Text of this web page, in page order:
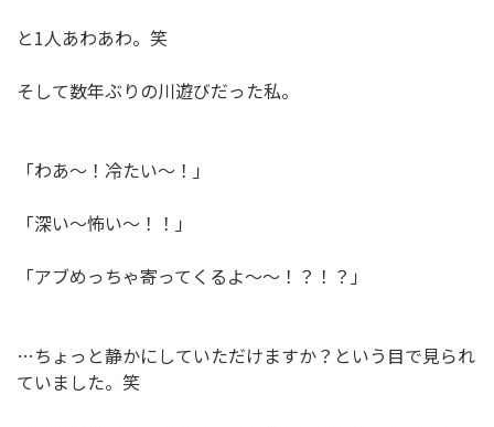
と1人あわあわ。笑
そして数年ぶりの川遊びだった私。
「わあ～！冷たい～！」
「深い～怖い～！！」
「アブめっちゃ寄ってくるよ～～！？！？」
…ちょっと静かにしていただけますか？という目で見られ
ていました。笑